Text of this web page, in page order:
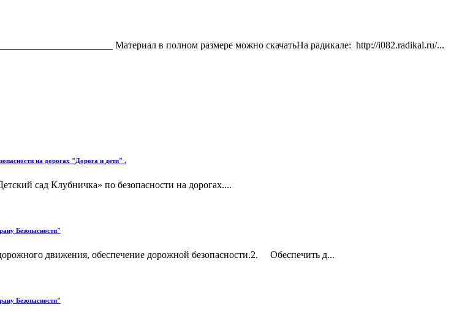
Материал в полном размере можно скачатьНа радикале: http://i082.radikal.ru/...
на дорогах "Дорога и дети" .
сад Клубничка» по безопасности на дорогах....
Безопасности"
движения, обеспечение дорожной безопасности.2. Обеспечить д...
Безопасности"